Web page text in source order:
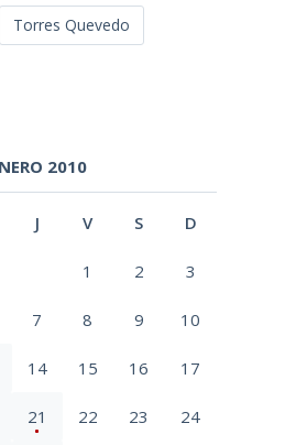
Torres Quevedo
2010
J V S D
1 2 3
7 8 9 10
14 15 16 17
21 22 23 24